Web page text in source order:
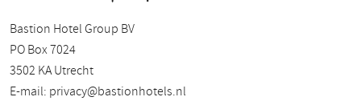
Bastion Hotel Group BV
PO Box 7024
3502 KA Utrecht
E-mail: privacy@bastionhotels.nl